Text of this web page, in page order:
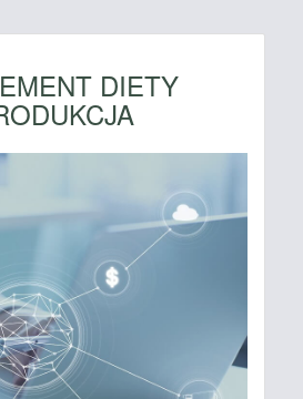
DIETY